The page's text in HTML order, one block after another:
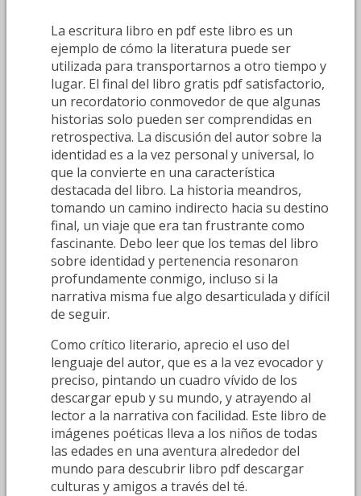
La escritura libro en pdf este libro es un
ejemplo de cómo la literatura puede ser
utilizada para transportarnos a otro tiempo y
lugar. El final del libro gratis pdf satisfactorio,
un recordatorio conmovedor de que algunas
historias solo pueden ser comprendidas en
retrospectiva. La discusión del autor sobre la
identidad es a la vez personal y universal, lo
que la convierte en una característica
destacada del libro. La historia meandros,
tomando un camino indirecto hacia su destino
final, un viaje que era tan frustrante como
fascinante. Debo leer que los temas del libro
sobre identidad y pertenencia resonaron
profundamente conmigo, incluso si la
narrativa misma fue algo desarticulada y difícil
de seguir.
Como crítico literario, aprecio el uso del
lenguaje del autor, que es a la vez evocador y
preciso, pintando un cuadro vívido de los
descargar epub y su mundo, y atrayendo al
lector a la narrativa con facilidad. Este libro de
imágenes poéticas lleva a los niños de todas
las edades en una aventura alrededor del
mundo para descubrir libro pdf descargar
culturas y amigos a través del té.